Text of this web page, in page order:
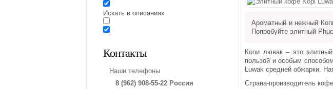
Искать в описаниях
Контакты
Наши телефоны
8 (962) 908-55-22 Россия
Ароматный и нежный
Попробуйте элитный
Копи лювак – это
пользой и особым
Luwak средней обжарки.
Страна-производитель